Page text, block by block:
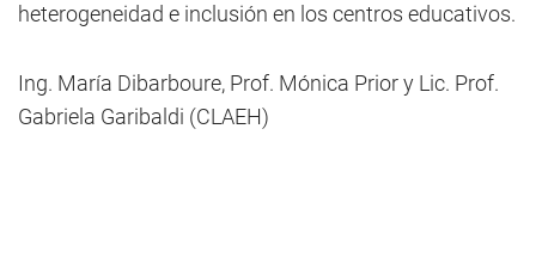
heterogeneidad e inclusión en los centros educativos.
Ing. María Dibarboure, Prof. Mónica Prior y Lic. Prof.
Gabriela Garibaldi (CLAEH)